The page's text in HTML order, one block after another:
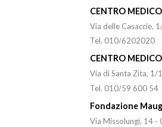
CENTRO
Via delle Casaccie,
Tel. 010/6202020
CENTRO
Via di Santa Zita, 1/
Tel. 010/59 600 54
Fondazione
Via Missolungi, 14 -